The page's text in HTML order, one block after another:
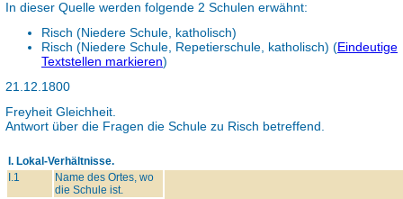
In dieser Quelle werden folgende 2 Schulen erwähnt:
Risch (Niedere Schule, katholisch)
Risch (Niedere Schule, Repetierschule, katholisch) (Eindeutige
Textstellen markieren)
21.12.1800
Freyheit Gleichheit.
Antwort über die Fragen die Schule zu Risch betreffend.
I. Lokal-Verhältnisse.
I.1
Name des Ortes, wo
die Schule ist.